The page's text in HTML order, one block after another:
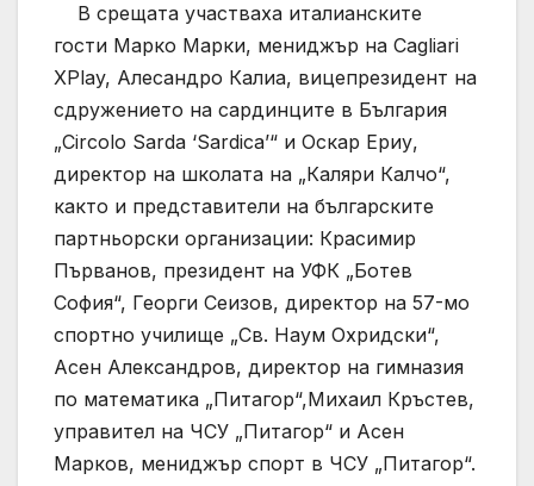
В срещата участваха италианските
гости Марко Марки, мениджър на Cagliari
XPlay, Алесандро Калиа, вицепрезидент на
сдружението на сардинците в България
„Circolo Sarda ‘Sardica’“ и Оскар Ериу,
директор на школата на „Каляри Калчо“,
както и представители на българските
партньорски организации: Красимир
Първанов, президент на УФК „Ботев
София“, Георги Сеизов, директор на 57-мо
спортно училище „Св. Наум Охридски“,
Асен Александров, директор на гимназия
по математика „Питагор“,Михаил Кръстев,
управител на ЧСУ „Питагор“ и Асен
Марков, мениджър спорт в ЧСУ „Питагор“.